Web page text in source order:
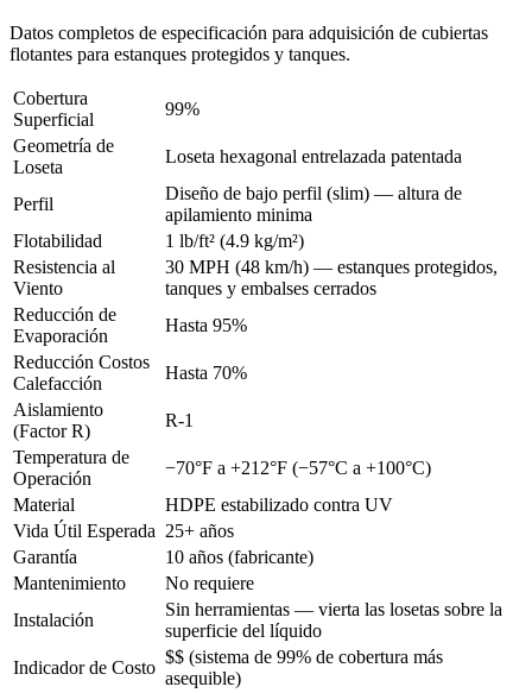
Datos completos de especificación para adquisición de cubiertas
flotantes para estanques protegidos y tanques.
Cobertura
Superficial
99%
Geometría de
Loseta
Loseta hexagonal entrelazada patentada
Perfil
Diseño de bajo perfil (slim) — altura de
apilamiento minima
Flotabilidad
1 lb/ft² (4.9 kg/m²)
Resistencia al
Viento
30 MPH (48 km/h) — estanques protegidos,
tanques y embalses cerrados
Reducción de
Evaporación
Hasta 95%
Reducción Costos
Calefacción
Hasta 70%
Aislamiento
(Factor R)
R-1
Temperatura de
Operación
−70°F a +212°F (−57°C a +100°C)
Material
HDPE estabilizado contra UV
Vida Útil Esperada 25+ años
Garantía
10 años (fabricante)
Mantenimiento
No requiere
Instalación
Sin herramientas — vierta las losetas sobre la
superficie del líquido
Indicador de Costo
$$ (sistema de 99% de cobertura más
asequible)